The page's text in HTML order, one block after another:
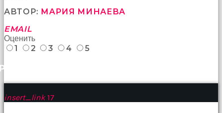
АВТОР: МАРИЯ МИНАЕВА
EMAIL
Оценить
1
2 3 4 5
insert_link 17